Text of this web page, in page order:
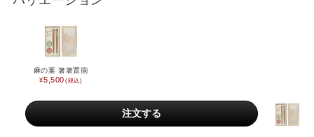
バレンタイン
母の日
お歳暮・お年賀・お年始
麻の葉 箸箸置揃
5,500